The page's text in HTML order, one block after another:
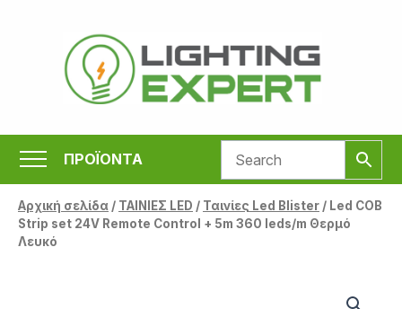
περιεχόμενο
ΠΡΟΪΟΝΤΑ
Αρχική σελίδα/ ΤΑΙΝΙΕΣ LED / Ταινίες Led Blister/ Led COB
Strip set 24V Remote Control + 5m 360 leds/m Θερμό
Λευκό